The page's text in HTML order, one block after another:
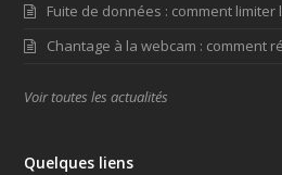
Fuite de données : comment
Chantage à la webcam : comment
Voir toutes les actualités
Quelques liens